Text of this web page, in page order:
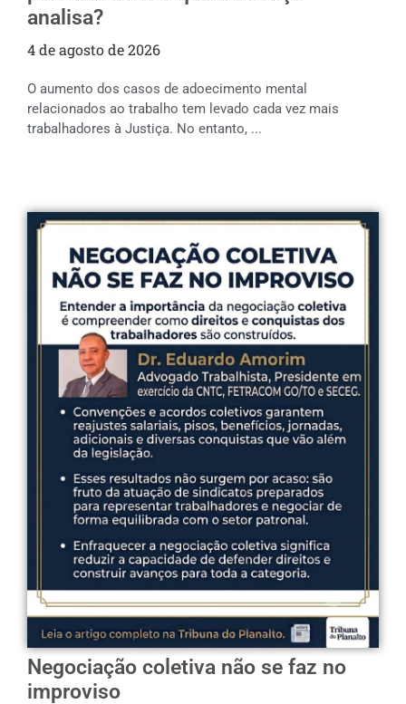
analisa?
4 de agosto de 2026
O aumento dos casos de adoecimento mental
relacionados ao trabalho tem levado cada vez mais
trabalhadores à Justiça. No entanto, ...
Negociação coletiva não se faz no
improviso